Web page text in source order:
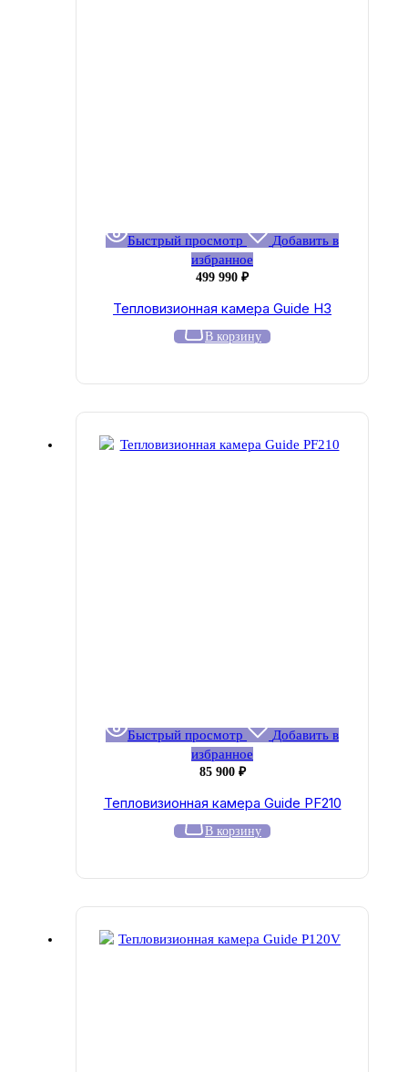
Быстрый просмотр
Добавить в
избранное
499 990 ₽
Тепловизионная камера Guide H3
В корзину
Быстрый просмотр
Добавить в
избранное
85 900 ₽
Тепловизионная камера Guide PF210
В корзину